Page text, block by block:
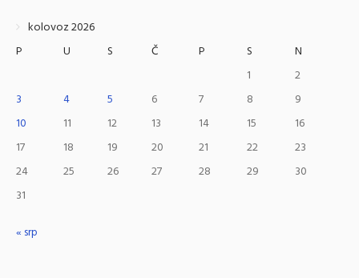
kolovoz 2026
P
U S Č P S
N
1
2
3
4 5 6 7 8
9
10
11 12 13 14 15
16
17
18 19 20 21 22
23
24
25 26 27 28 29
30
31
« srp